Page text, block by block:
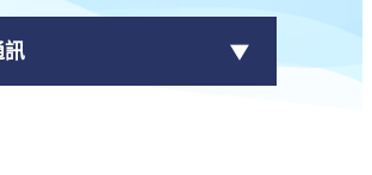
訊